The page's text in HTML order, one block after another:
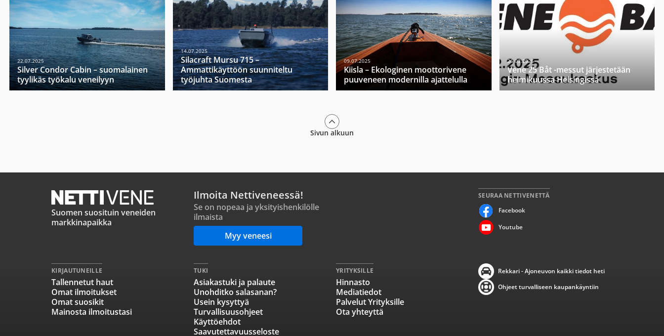
22.07.2025
Silver Condor Cabin – suomalainen
tyylikäs työkalu veneilyyn
14.07.2025
Silacraft Mursu 715 –
Ammattikäyttöön suunniteltu
työjuhta Suomesta
09.07.2025
Kiisla – Ekologinen moottorivene
puuveneen modernilla ajattelulla
26.03.2025
Vene 25 Båt -messut järjestetään
helmikuussa Helsingissä
Sivun alkuun
Suomen suosituin veneiden
markkinapaikka
Ilmoita Nettiveneessä!
Se on nopeaa ja yksityishenkilölle
ilmaista
Myy veneesi
SEURAA NETTIVENETTÄ
Facebook
Youtube
KIRJAUTUNEILLE
Tallennetut haut
Omat ilmoitukset
Omat suosikit
Mainosta ilmoitustasi
TUKI
Asiakastuki ja palaute
Unohditko salasanan?
Usein kysyttyä
Turvallisuusohjeet
Käyttöehdot
Saavutettavuusseloste
YRITYKSILLE
Hinnasto
Mediatiedot
Palvelut Yrityksille
Ota yhteyttä
Rekkari - Ajoneuvon kaikki tiedot heti
Ohjeet turvalliseen kaupankäyntiin